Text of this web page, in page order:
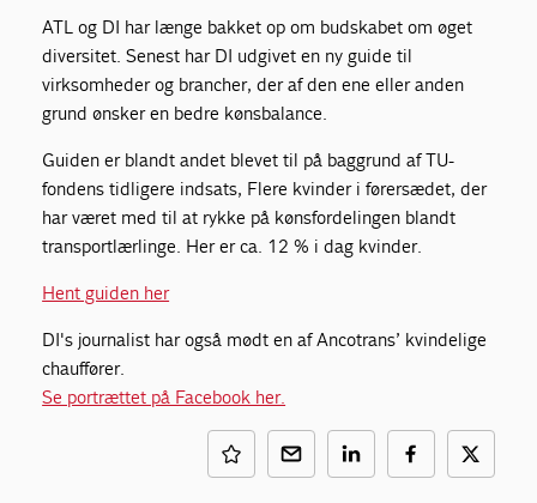
ATL og DI har længe bakket op om budskabet om øget
diversitet. Senest har DI udgivet en ny guide til
virksomheder og brancher, der af den ene eller anden
grund ønsker en bedre kønsbalance.
Guiden er blandt andet blevet til på baggrund af TU-
fondens tidligere indsats, Flere kvinder i førersædet, der
har været med til at rykke på kønsfordelingen blandt
transportlærlinge. Her er ca. 12 % i dag kvinder.
Hent guiden her
DI's journalist har også mødt en af Ancotrans’ kvindelige
chauffører.
Se portrættet på Facebook her.